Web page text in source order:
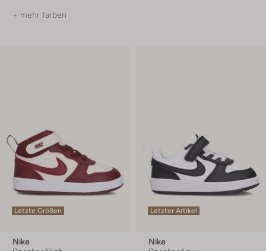
+ mehr farben
Letzte Größen
Nike
Letzter Artikel
Nike